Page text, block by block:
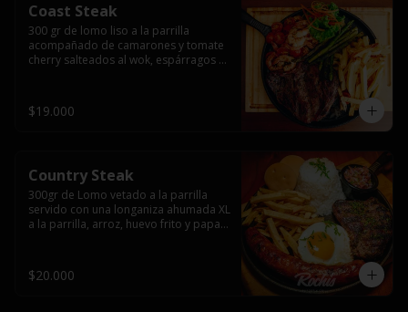
Coast Steak
300 gr de lomo liso a la parrilla
acompañado de camarones y tomate
cherry salteados al wok, espárragos
$19.000
Country Steak
300gr de Lomo vetado a la parrilla
servido con una longaniza ahumada XL
a la parrilla, arroz, huevo frito y papas
$20.000